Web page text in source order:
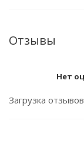
Отзывы
Нет
Загрузка